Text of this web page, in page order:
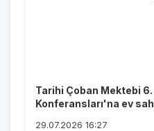
Tarihi Çoban Mektebi
Konferansları'na ev
29.07.2026 16:27